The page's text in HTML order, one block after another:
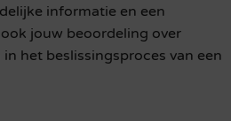
informatie en een
jouw beoordeling over
het beslissingsproces van een